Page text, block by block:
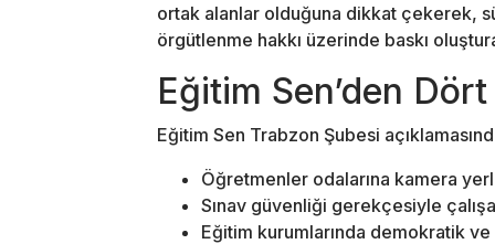
ortak alanlar olduğuna dikkat çekerek,
örgütlenme hakkı üzerinde baskı
Eğitim Sen’den
Eğitim Sen Trabzon Şubesi
Öğretmenler odalarına kamera
Sınav güvenliği gerekçesiyle
Eğitim kurumlarında demokratik ve